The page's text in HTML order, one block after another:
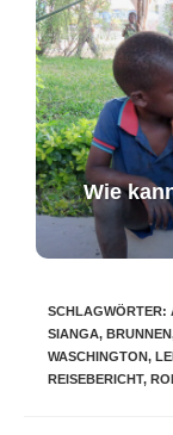
Wie
SCHLAGWÖRTER:
SIANGA, BRUNNEN
WASCHINGTON,
REISEBERICHT,